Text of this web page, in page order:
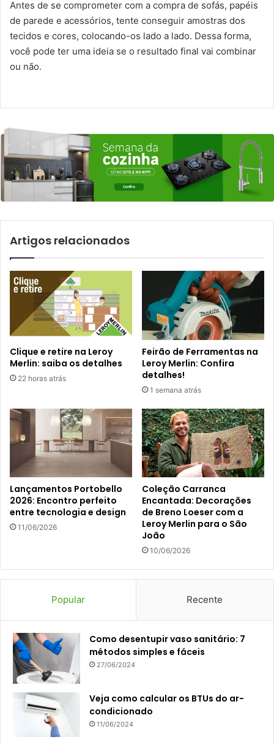
Antes de se comprometer com a compra de sofás, papéis
de parede e acessórios, tente conseguir amostras dos
tecidos e cores, colocando-os lado a lado. Dessa forma,
você pode ter uma ideia se o resultado final vai combinar
ou não.
Artigos relacionados
Clique e retire na Leroy
Merlin: saiba os detalhes
22 horas atrás
Feirão de Ferramentas na
Leroy Merlin: Confira
detalhes!
1 semana atrás
Lançamentos Portobello
2026: Encontro perfeito
entre tecnologia e design
11/06/2026
Coleção Carranca
Encantada: Decorações
de Breno Loeser com a
Leroy Merlin para o São
João
10/06/2026
Popular Recente
Como desentupir vaso sanitário: 7
métodos simples e fáceis
27/06/2024
Veja como calcular os BTUs do ar-
condicionado
11/06/2024